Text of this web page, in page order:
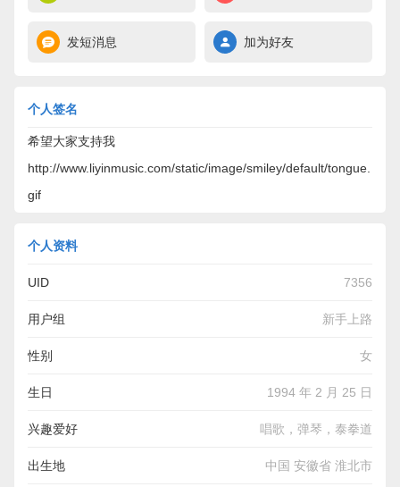
发短消息 加为好友
个人签名
希望大家支持我
http://www.liyinmusic.com/static/image/smiley/default/tongue.
gif
个人资料
UID 7356
用户组 新手上路
性别 女
生日 1994 年 2 月 25 日
兴趣爱好 唱歌，弹琴，泰拳道
出生地 中国 安徽省 淮北市